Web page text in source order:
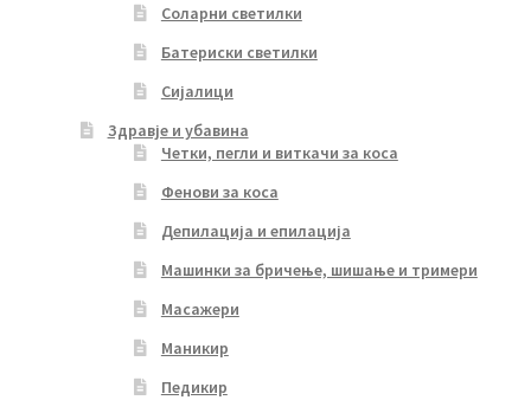
Соларни светилки
Батериски светилки
Сијалици
Здравје и убавина
Четки, пегли и виткачи за коса
Фенови за коса
Депилација и епилација
Машинки за бричење, шишање и тримери
Масажери
Маникир
Педикир